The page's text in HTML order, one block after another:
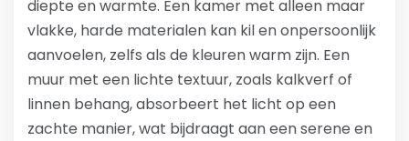
diepte en warmte. Een kamer met alleen maar
vlakke, harde materialen kan kil en onpersoonlijk
aanvoelen, zelfs als de kleuren warm zijn. Een
muur met een lichte textuur, zoals kalkverf of
linnen behang, absorbeert het licht op een
zachte manier, wat bijdraagt aan een serene en